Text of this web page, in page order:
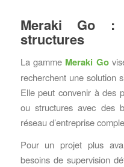
Meraki Go :
structures
La gamme Meraki Go
recherchent une solution
Elle peut convenir à des
ou structures avec des
réseau d’entreprise
Pour un projet plus
besoins de supervision